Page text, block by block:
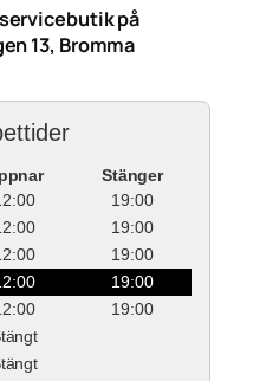
på
13, Bromma
Stänger
19:00
19:00
19:00
19:00
19:00